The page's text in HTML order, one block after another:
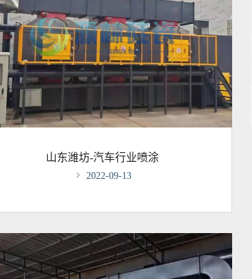
山东潍坊-汽车行业喷涂
 2022-09-13